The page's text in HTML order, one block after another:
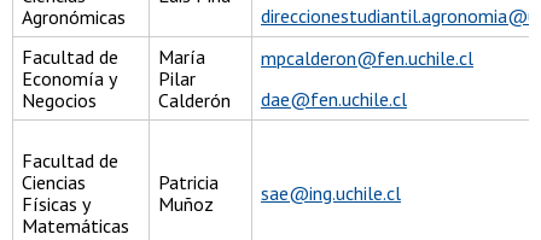
Agronómicas
Facultad de
Economía y
Negocios
María
Pilar
Calderón
mpcalderon@fen.uchile.cl
dae@fen.uchile.cl
Facultad de
Ciencias
Físicas y
Matemáticas
Patricia
Muñoz
sae@ing.uchile.cl